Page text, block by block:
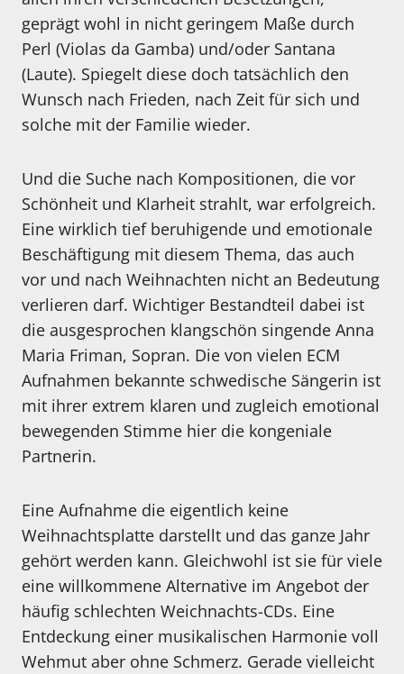
geprägt wohl in nicht geringem Maße durch
Perl (Violas da Gamba) und/oder Santana
(Laute). Spiegelt diese doch tatsächlich den
Wunsch nach Frieden, nach Zeit für sich und
solche mit der Familie wieder.
Und die Suche nach Kompositionen, die vor
Schönheit und Klarheit strahlt, war erfolgreich.
Eine wirklich tief beruhigende und emotionale
Beschäftigung mit diesem Thema, das auch
vor und nach Weihnachten nicht an Bedeutung
verlieren darf. Wichtiger Bestandteil dabei ist
die ausgesprochen klangschön singende Anna
Maria Friman, Sopran. Die von vielen ECM
Aufnahmen bekannte schwedische Sängerin ist
mit ihrer extrem klaren und zugleich emotional
bewegenden Stimme hier die kongeniale
Partnerin.
Eine Aufnahme die eigentlich keine
Weihnachtsplatte darstellt und das ganze Jahr
gehört werden kann. Gleichwohl ist sie für viele
eine willkommene Alternative im Angebot der
häufig schlechten Weichnachts-CDs. Eine
Entdeckung einer musikalischen Harmonie voll
Wehmut aber ohne Schmerz. Gerade vielleicht